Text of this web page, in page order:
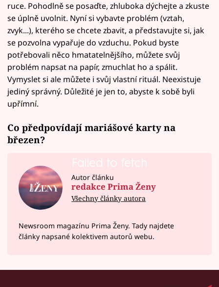
ruce. Pohodlně se posaďte, zhluboka dýchejte a zkuste
se úplně uvolnit. Nyní si vybavte problém (vztah,
zvyk...), kterého se chcete zbavit, a představujte si, jak
se pozvolna vypařuje do vzduchu. Pokud byste
potřebovali něco hmatatelnějšího, můžete svůj
problém napsat na papír, zmuchlat ho a spálit.
Vymyslet si ale můžete i svůj vlastní rituál. Neexistuje
jediný správný. Důležité je jen to, abyste k sobě byli
upřímní.
Co předpovídají mariášové karty na
březen?
Failed to fetch
Autor článku
redakce Prima Ženy
Všechny články autora
Newsroom magazínu Prima Ženy. Tady najdete
články napsané kolektivem autorů webu.